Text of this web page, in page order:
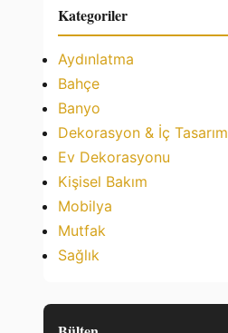
Kategoriler
Aydınlatma
Bahçe
Banyo
Dekorasyon & İç Tasarım
Ev Dekorasyonu
Kişisel Bakım
Mobilya
Mutfak
Sağlık